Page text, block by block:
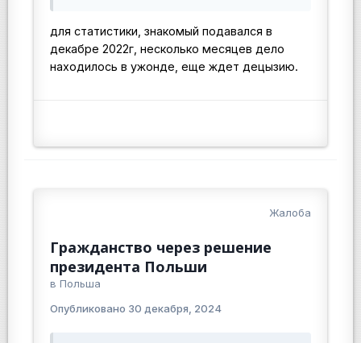
для статистики, знакомый подавался в
декабре 2022г, несколько месяцев дело
находилось в ужонде, еще ждет децызию.
Жалоба
Гражданство через решение
президента Польши
в Польша
Опубликовано 30 декабря, 2024